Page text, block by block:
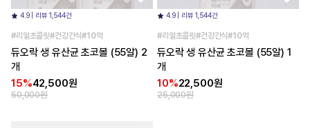
4.9 | 리뷰 1,544건
#리얼초콜릿#건강간식#10억
듀오락 생 유산균 초코볼 (55알) 2
개
15%42,500원
50,000원
4.9 | 리뷰 1,544건
#리얼초콜릿#건강간식#10억
듀오락 생 유산균 초코볼 (55알) 1
개
10%22,500원
25,000원